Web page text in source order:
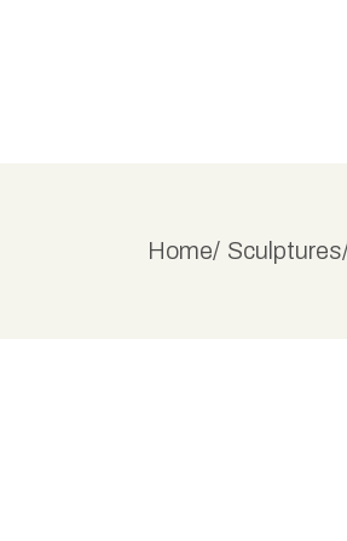
Home Sculptures